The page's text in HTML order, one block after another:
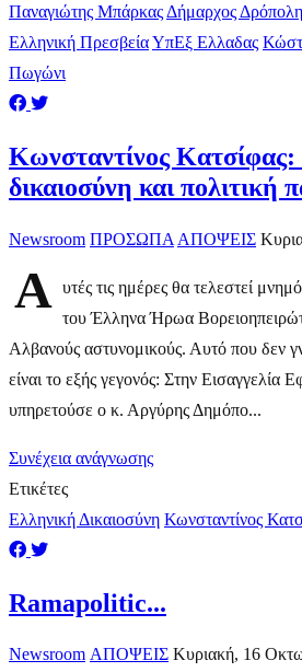
Παναγιώτης Μπάρκας Δήμαρχος
Ελληνική ΠρεσβείαΥπΕξ Ελλαδας
Πωγώνι
Κωνσταντίνος Κατσίφας:
δικαιοσύνη και πολιτική
Newsroom ΠΡΟΣΩΠΑ ΑΠΟΨΕΙΣ
Α υτές τις ημέρες θα τελεστεί
του Έλληνα Ήρωα
Αλβανούς αστυνομικούς. Αυτό που δεν
είναι το εξής γεγονός: Στην Εισαγγελία
υπηρετούσε ο κ. Αργύρης Δημόπο...
Συνέχεια ανάγνωσης
Ετικέτες
Ελληνική Δικαιοσύνη Κωνσταντίνος
Ramapolitic...
Newsroom ΑΠΟΨΕΙΣ Κυριακή, 16